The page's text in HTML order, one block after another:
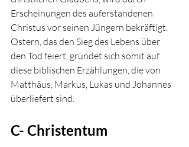
Erscheinungen des auferstandenen
Christus vor seinen Jüngern bekräftigt.
Ostern, das den Sieg des Lebens über
den Tod feiert, gründet sich somit auf
diese biblischen Erzählungen, die von
Matthäus, Markus, Lukas und Johannes
überliefert sind.
C- Christentum